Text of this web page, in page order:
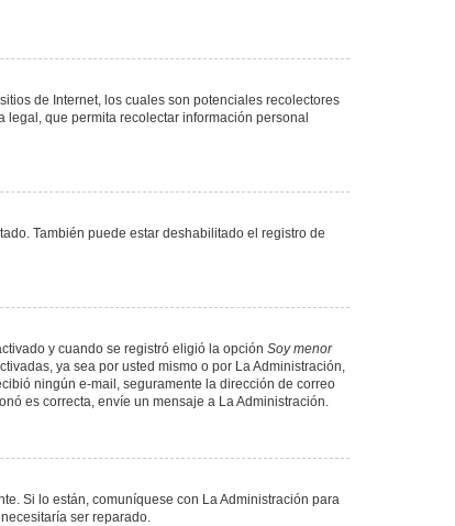
de Internet, los cuales son potenciales recolectores
que permita recolectar información personal
También puede estar deshabilitado el registro de
y cuando se registró eligió la opción Soy menor
ya sea por usted mismo o por La Administración,
ningún e-mail, seguramente la dirección de correo
es correcta, envíe un mensaje a La Administración.
Si lo están, comuníquese con La Administración para
ser reparado.